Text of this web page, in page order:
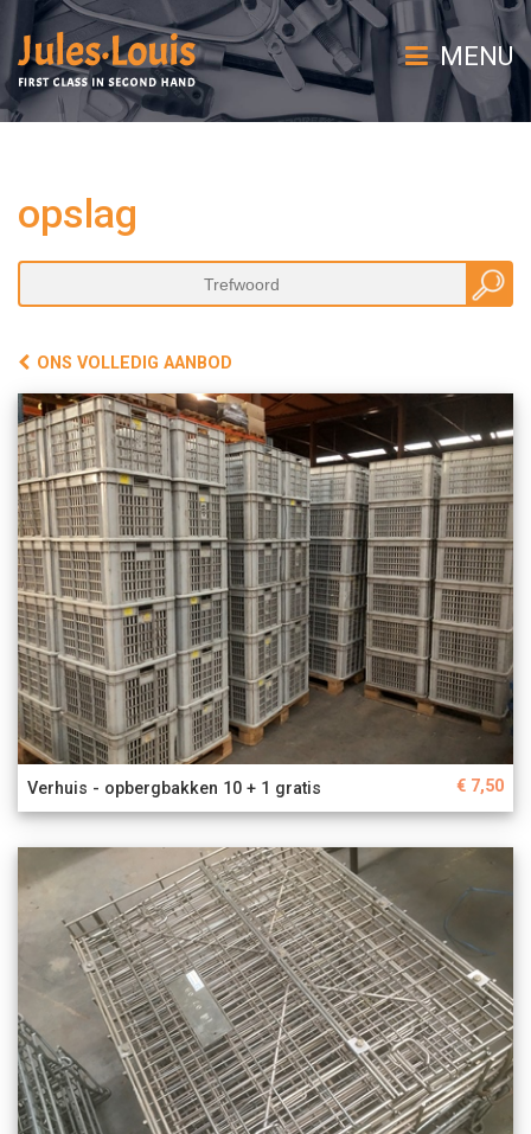
MENU
opslag
ONS VOLLEDIG AANBOD
Verhuis - opbergbakken 10 + 1 gratis € 7,50